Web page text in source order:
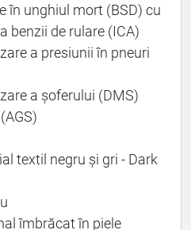
în unghiul mort (BSD) cu
benzii de rulare (ICA)
a presiunii în pneuri
a șoferului (DMS)
textil negru și gri - Dark
îmbrăcat în piele